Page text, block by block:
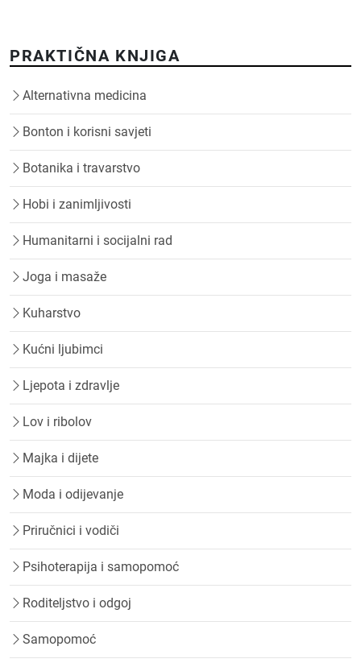
PRAKTIČNA KNJIGA
Alternativna medicina
Bonton i korisni savjeti
Botanika i travarstvo
Hobi i zanimljivosti
Humanitarni i socijalni rad
Joga i masaže
Kuharstvo
Kućni ljubimci
Ljepota i zdravlje
Lov i ribolov
Majka i dijete
Moda i odijevanje
Priručnici i vodiči
Psihoterapija i samopomoć
Roditeljstvo i odgoj
Samopomoć